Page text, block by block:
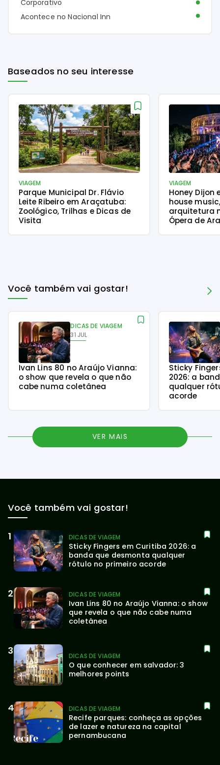
Corporativo
Acontece no Nacional Inn
Baseados no seu interesse
VIAGEM
Parque Municipal Dr. Flávio
Leite Ribeiro em Araçatuba:
Zoológico, Trilhas e Dicas de
Visita
VIAGEM
Honey Dijon
house
arquitetura
Ópera de
Você também vai gostar!
DICAS DE VIAGEM
31 JUL
Ivan Lins 80 no Araújo Vianna:
o show que revela o que não
cabe numa coletânea
Sticky
2026: a
qualquer
acorde
VER MAIS
Você também vai gostar!
DICAS DE VIAGEM
Sticky Fingers em Curitiba 2026: a
banda que desmonta qualquer
rótulo no primeiro acorde
DICAS DE VIAGEM
Ivan Lins 80 no Araújo Vianna: o show
que revela o que não cabe numa
coletânea
DICAS DE VIAGEM
O que conhecer em salvador: 3
melhores points
DICAS DE VIAGEM
Recife parques: conheça as opções
de lazer e natureza na capital
pernambucana